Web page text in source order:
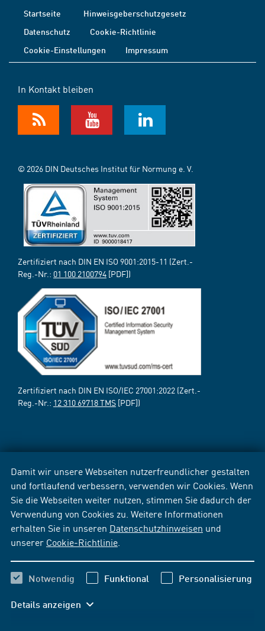
Damit wir unsere Webseiten nutzerfreundlicher gestalten
und fortlaufend verbessern, verwenden wir Cookies. Wenn
Sie die Webseiten weiter nutzen, stimmen Sie dadurch der
Verwendung von Cookies zu. Weitere Informationen
erhalten Sie in unseren Datenschutzhinweisen und
unserer Cookie-Richtlinie
Notwendig Funktional Personalisierung
Details anzeigen
Startseite
Hinweisgeberschutzgesetz
Datenschutz
Cookie-Richtlinie
Cookie-Einstellungen
Impressum
In Kontakt bleiben
© 2026 DIN Deutsches Institut für Normung e. V.
Zertifiziert nach DIN EN ISO 9001:2015-11 (Zert.-
Reg.-Nr.: 01 100 2100794 [PDF])
Zertifiziert nach DIN EN ISO/IEC 27001:2022 (Zert.-
Reg.-Nr.: 12 310 69718 TMS [PDF])